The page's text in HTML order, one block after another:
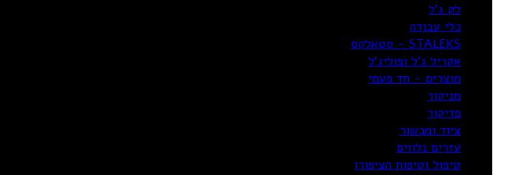
לק ג'ל
כלי עבודה
STALEKS - סטאלקס
אקריל ג’ל ופוליג’ל
מוצרים - חד פעמי
מניקור
פדיקור
ציוד ומכשור
עזרים נלווים
טיפול וטיפוח הציפורן